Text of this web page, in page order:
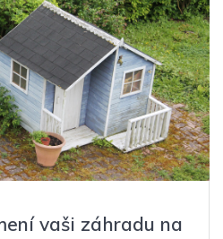
vaši záhradu na